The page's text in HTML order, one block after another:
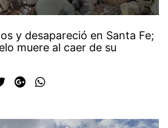
y desapareció en Santa Fe;
muere al caer de su